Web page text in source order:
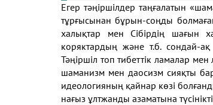
Егер тәңіршілдер таңғалатын
тұрғысынан бұрын-соңды
халықтар мен Сібірдің шағын
коряктардың және т.б. сондай-ақ
Тәңіршіл топ тибеттік ламалар
шаманизм мен даосизм сияқты
идеологияның қайнар көзі
нағыз ұлтжанды азаматына